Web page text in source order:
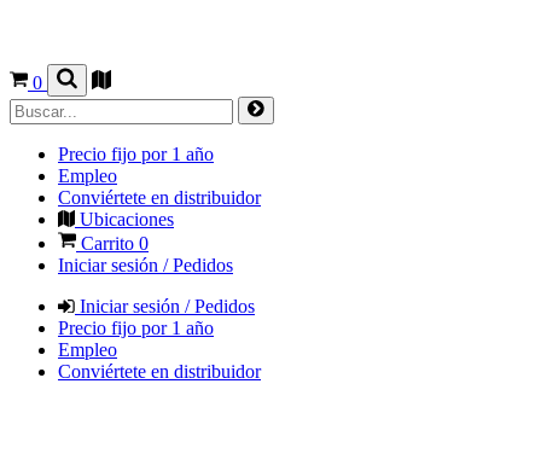
0
Precio fijo por 1 año
Empleo
Conviértete en distribuidor
Ubicaciones
Carrito 0
Iniciar sesión / Pedidos
Iniciar sesión / Pedidos
Precio fijo por 1 año
Empleo
Conviértete en distribuidor